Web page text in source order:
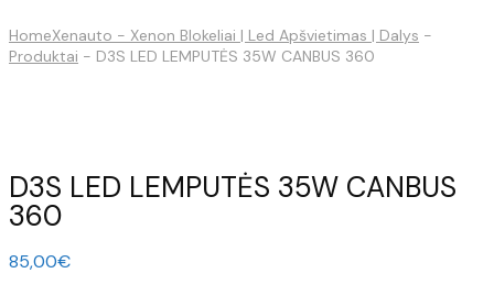
HomeXenauto - Xenon Blokeliai | Led Apšvietimas | Dalys -
Produktai - D3S LED LEMPUTĖS 35W CANBUS 360
D3S LED LEMPUTĖS 35W CANBUS
360
85,00€